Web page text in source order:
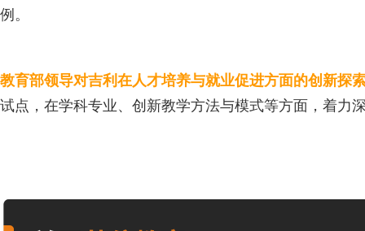
例。
教育部领导对吉利在人才培养与就业促进方面的创新探
试点，在学科专业、创新教学方法与模式等方面，着力